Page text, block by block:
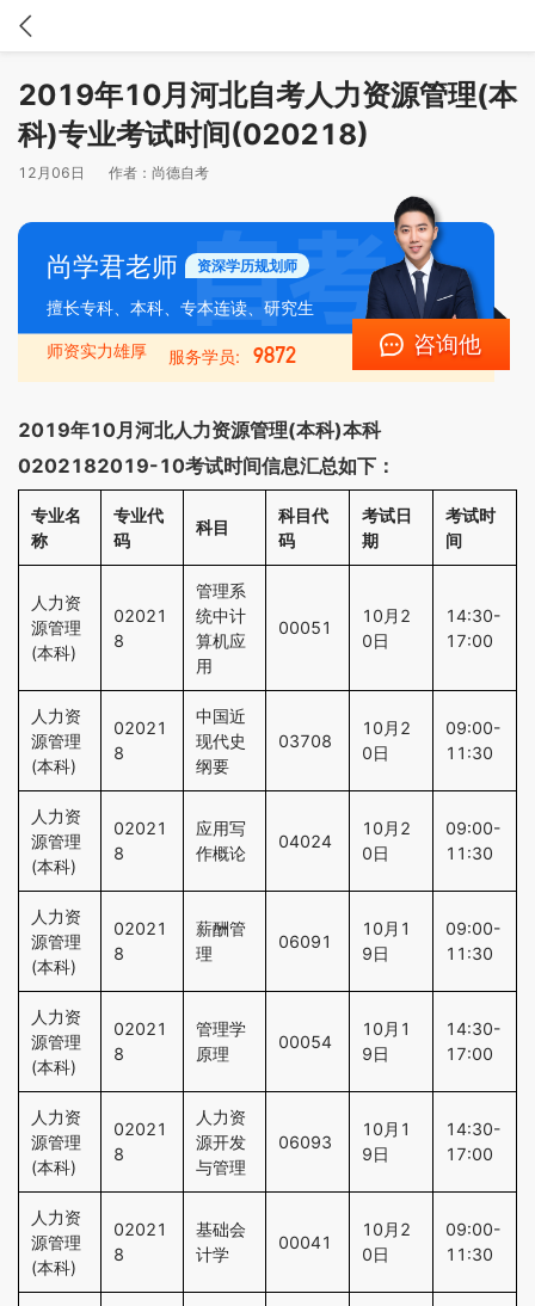
2019年10月河北自考人力资源管理(本
科)专业考试时间(020218)
12月06日 作者： 尚德自考
尚学君老师 资深学历规划师
擅长专科、本科、专本连读、研究生
师资实力雄厚 服务学员: 9872 咨询他
2019年10月河北人力资源管理(本科)本科
0202182019-10考试时间信息汇总如下：
专业名
称
专业代
码
科目
科目代
码
考试日
期
考试时
间
人力资
源管理
(本科)
02021
8
管理系
统中计
算机应
用
00051
10月2
0日
14:30-
17:00
人力资
源管理
(本科)
02021
8
中国近
现代史
纲要
03708
10月2
0日
09:00-
11:30
人力资
源管理
(本科)
02021
8
应用写
作概论
04024
10月2
0日
09:00-
11:30
人力资
源管理
(本科)
02021
8
薪酬管
理
06091
10月1
9日
09:00-
11:30
人力资
源管理
(本科)
02021
8
管理学
原理
00054
10月1
9日
14:30-
17:00
人力资
源管理
(本科)
02021
8
人力资
源开发
与管理
06093
10月1
9日
14:30-
17:00
人力资
源管理
(本科)
02021
8
基础会
计学
00041
10月2
0日
09:00-
11:30